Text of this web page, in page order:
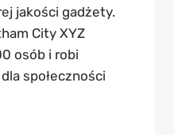
jakości gadżety.
City XYZ
osób i robi
społeczności